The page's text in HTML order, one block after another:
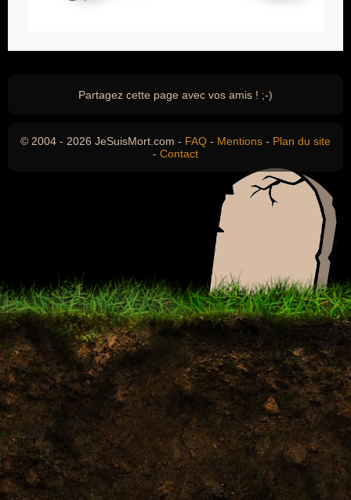
Partagez cette page avec vos amis ! ;-)
© 2004 - 2026 JeSuisMort.com - FAQ - Mentions - Plan du site
- Contact